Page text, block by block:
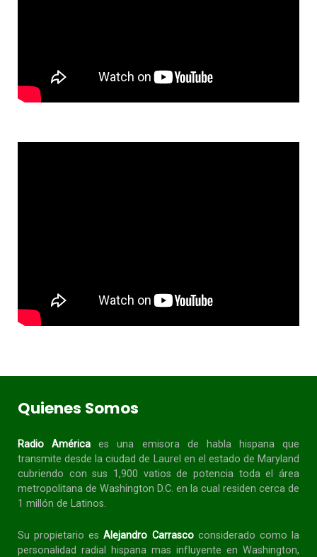
Quienes Somos
Radio América es una emisora de habla hispanaque
transmite desde la ciudad de Laurel en el estado de Maryland
cubriendo con sus 1,900 vatios de potencia toda el área
metropolitana de Washington D.C. en la cual residen cerca de
1 millón de Latinos.
Su propietario esAlejandro Carrascoconsiderado como la
personalidad radial
hispana mas influyente en Washington,